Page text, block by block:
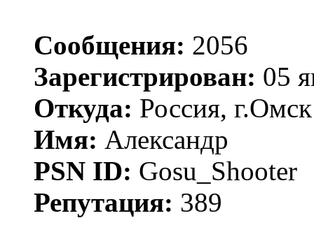
Сообщения: 2056
Зарегистрирован: 05
Откуда: Россия, г.Омск
Имя: Александр
PSN ID: Gosu_Shooter
Репутация: 389